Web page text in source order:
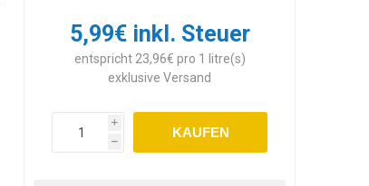
5,99€ inkl. Steuer
entspricht 23,96€ pro 1 litre(s)
exklusiveVersand
i
h
KAUFEN